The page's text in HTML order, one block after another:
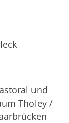
und
Tholey /